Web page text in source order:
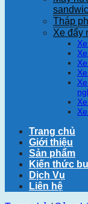
Tháp
Xe đẩy
Trang chủ
Giới thiệu
Sản phẩm
Kiến thức
Dịch Vụ
Liên hệ